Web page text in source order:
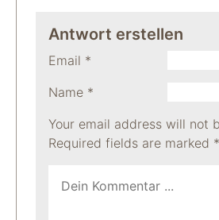
Antwort erstellen
Your email address will not
Required fields are marked *
Name *
Email *